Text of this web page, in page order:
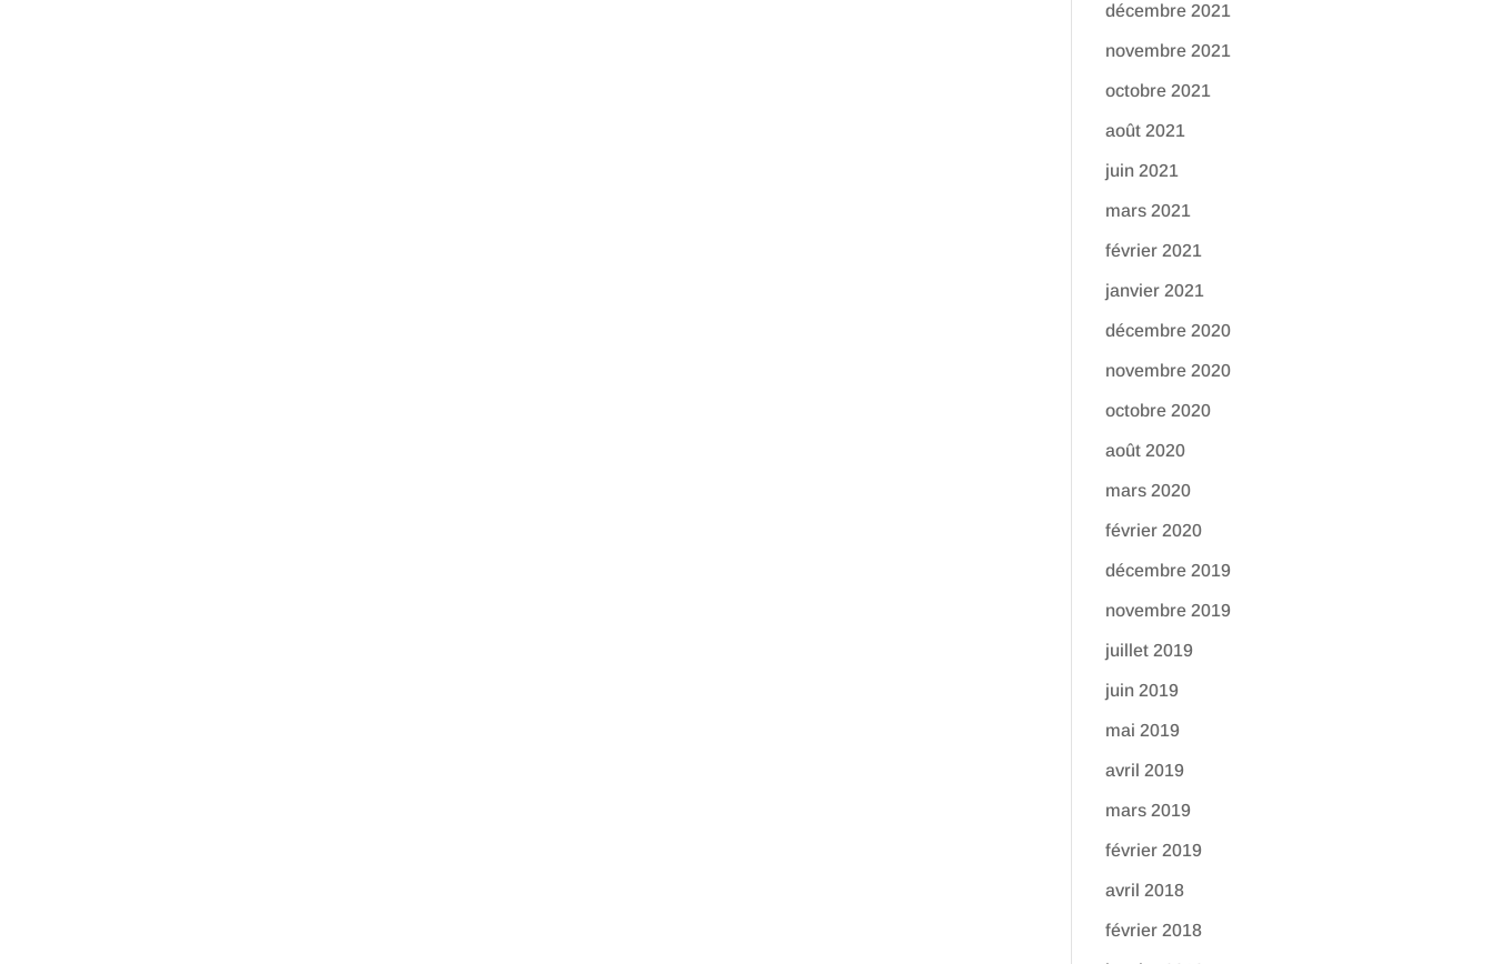
décembre 2021
novembre 2021
octobre 2021
août 2021
juin 2021
mars 2021
février 2021
janvier 2021
décembre 2020
novembre 2020
octobre 2020
août 2020
mars 2020
février 2020
décembre 2019
novembre 2019
juillet 2019
juin 2019
mai 2019
avril 2019
mars 2019
février 2019
avril 2018
février 2018